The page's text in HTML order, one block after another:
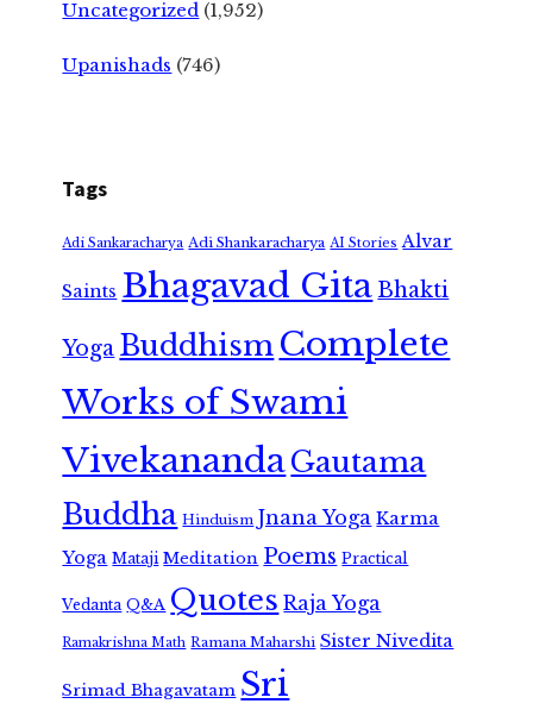
Uncategorized (1,952)
Upanishads (746)
Tags
Adi Sankaracharya Adi Shankaracharya AI Stories Alvar
Saints Bhagavad GitaBhakti
Yoga Buddhism Complete
Works of Swami
VivekanandaGautama
Buddha Hinduism Jnana Yoga Karma
Yoga Mataji Meditation Poems Practical
Vedanta Q&A Quotes Raja Yoga
Ramakrishna Math Ramana Maharshi Sister Nivedita
Srimad Bhagavatam Sri